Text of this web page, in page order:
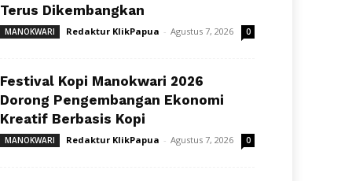
Terus Dikembangkan
MANOKWARI Redaktur KlikPapua - Agustus 7, 2026 0
Festival Kopi Manokwari 2026
Dorong Pengembangan Ekonomi
Kreatif Berbasis Kopi
MANOKWARI Redaktur KlikPapua - Agustus 7, 2026 0